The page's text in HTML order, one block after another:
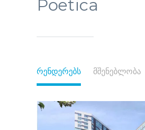
Poetica
რენდერებს მშენებლობა